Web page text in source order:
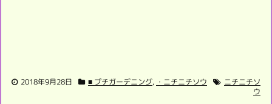
2018年9月28日 ■ プチガーデニング, ・ニチニチソウ
ニチニチソ
ウ